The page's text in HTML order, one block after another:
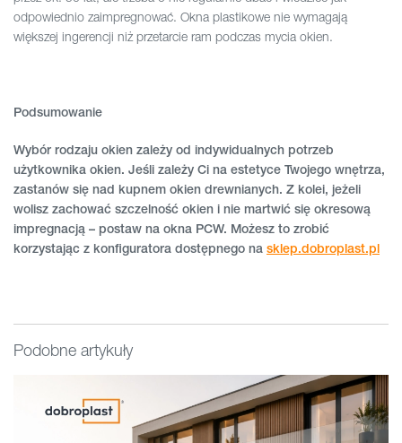
odpowiednio zaimpregnować. Okna plastikowe nie wymagają
większej ingerencji niż przetarcie ram podczas mycia okien.
Podsumowanie
Wybór rodzaju okien zależy od indywidualnych potrzeb
użytkownika okien. Jeśli zależy Ci na estetyce Twojego wnętrza,
zastanów się nad kupnem okien drewnianych. Z kolei, jeżeli
wolisz zachować szczelność okien i nie martwić się okresową
impregnacją – postaw na okna PCW. Możesz to zrobić
korzystając z konfiguratora dostępnego na sklep.dobroplast.pl
Podobne artykuły